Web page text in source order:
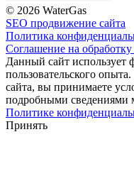
© 2026 WaterGas
SEO продвижение сайта
Политика
Соглашение на
Данный сайт использует
пользовательского
сайта, вы принимаете
подробными сведениями
Политике
Принять